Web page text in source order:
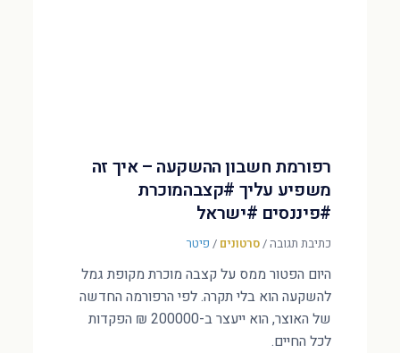
רפורמת חשבון ההשקעה – איך זה
משפיע עליך #קצבהמוכרת
#פיננסים #ישראל
כתיבת תגובה/סרטונים / פיטר
היום הפטור ממס על קצבה מוכרת מקופת גמל
להשקעה הוא בלי תקרה. לפי הרפורמה החדשה
של האוצר, הוא ייעצר ב-200000 ₪ הפקדות
לכל החיים.